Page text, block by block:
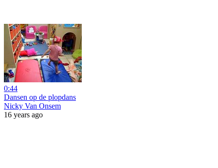
0:44
Dansen op de plopdans
Nicky Van Onsem
16 years ago